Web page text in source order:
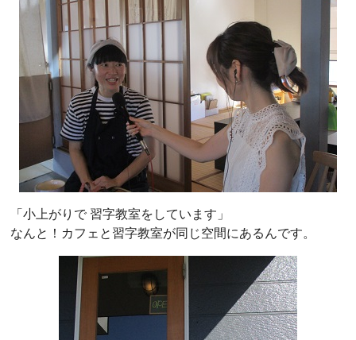
「小上がりで 習字教室をしています」
なんと！カフェと習字教室が同じ空間にあるんです。